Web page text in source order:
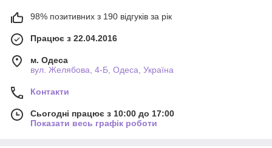
98% позитивних з 190 відгуків за рік
Працює з 22.04.2016
м. Одеса
вул. Желябова, 4-Б, Одеса, Україна
Контакти
Сьогодні працює з 10:00 до 17:00
Показати весь графік роботи